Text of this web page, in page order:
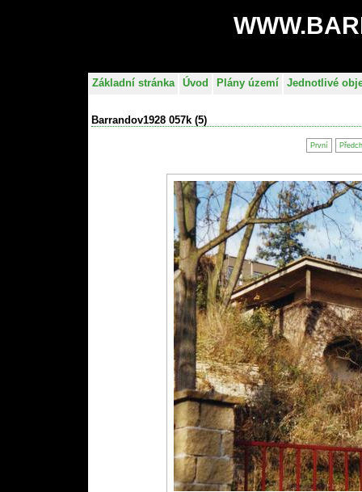
Základní stránka Úvod Plány území Jednotlivé
Barrandov1928 057k (5)
První